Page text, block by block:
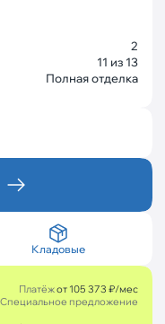
2
11 из 13
Полная отделка
Кладовые
Платёжот 105 373 ₽/мес
Специальное предложение